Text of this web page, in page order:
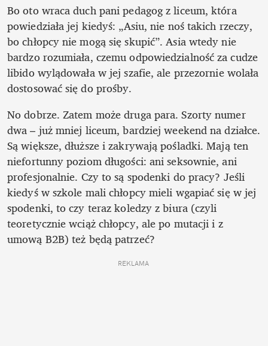
Bo oto wraca duch pani pedagog z liceum, która
powiedziała jej kiedyś: „Asiu, nie noś takich rzeczy,
bo chłopcy nie mogą się skupić”. Asia wtedy nie
bardzo rozumiała, czemu odpowiedzialność za cudze
libido wylądowała w jej szafie, ale przezornie wolała
dostosować się do prośby.
No dobrze. Zatem może druga para. Szorty numer
dwa – już mniej liceum, bardziej weekend na działce.
Są większe, dłuższe i zakrywają pośladki. Mają ten
niefortunny poziom długości: ani seksownie, ani
profesjonalnie. Czy to są spodenki do pracy? Jeśli
kiedyś w szkole mali chłopcy mieli wgapiać się w jej
spodenki, to czy teraz koledzy z biura (czyli
teoretycznie wciąż chłopcy, ale po mutacji i z
umową B2B) też będą patrzeć?
REKLAMA